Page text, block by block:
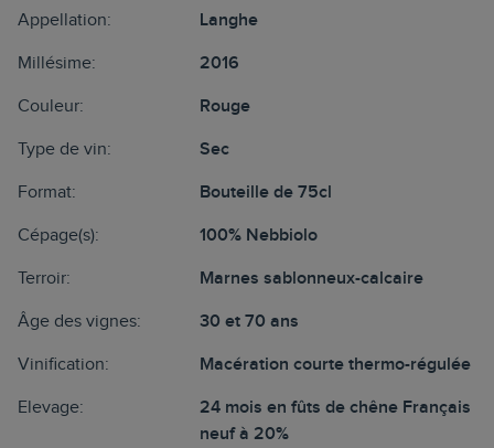
Appellation: Langhe
Millésime: 2016
Couleur: Rouge
Type de vin: Sec
Format: Bouteille de 75cl
Cépage(s): 100% Nebbiolo
Terroir: Marnes sablonneux-calcaire
Âge des vignes: 30 et 70 ans
Vinification: Macération courte thermo-régulée
Elevage:
24 mois en fûts de chêne Français
neuf à 20%